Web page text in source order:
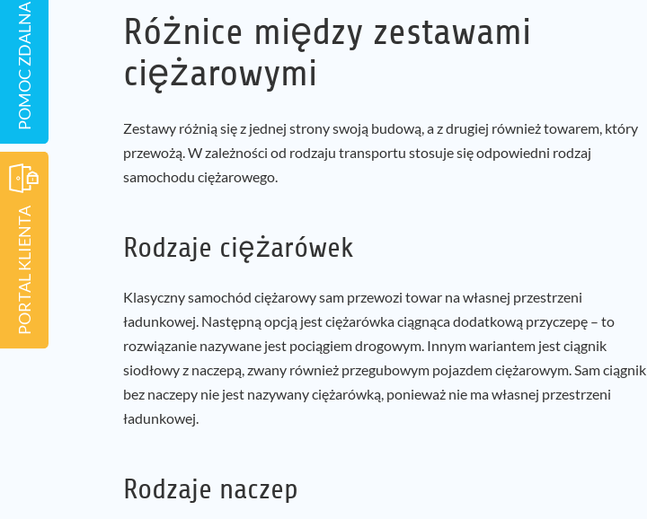
Różnice między zestawami
ciężarowymi
Zestawy różnią się z jednej strony swoją budową, a z drugiej również towarem, który
przewożą. W zależności od rodzaju transportu stosuje się odpowiedni rodzaj
samochodu ciężarowego.
Rodzaje ciężarówek
Klasyczny samochód ciężarowy sam przewozi towar na własnej przestrzeni
ładunkowej. Następną opcją jest ciężarówka ciągnąca dodatkową przyczepę – to
rozwiązanie nazywane jest pociągiem drogowym. Innym wariantem jest ciągnik
siodłowy z naczepą, zwany również przegubowym pojazdem ciężarowym. Sam ciągnik
bez naczepy nie jest nazywany ciężarówką, ponieważ nie ma własnej przestrzeni
ładunkowej.
Rodzaje naczep
PORTAL KLIENTA
POMOC ZDALNA